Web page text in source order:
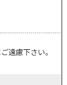
遠慮下さい。